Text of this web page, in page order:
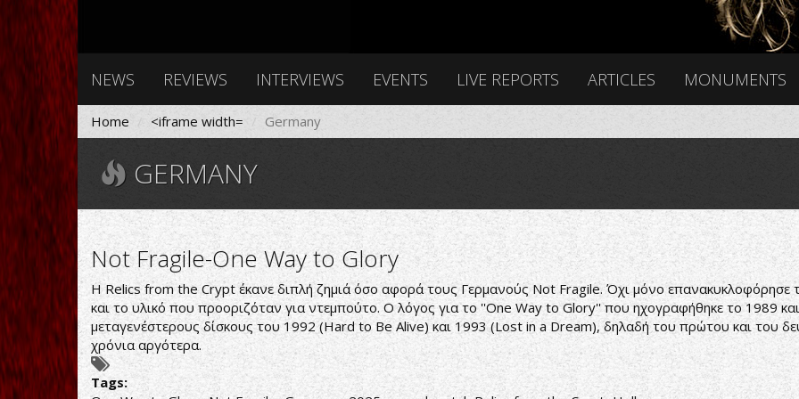
NEWS REVIEWS INTERVIEWS EVENTS LIVE REPORTS ARTICLES MONUMENTS
Home <iframe width= Germany
GERMANY
Not Fragile-One Way to Glory
Η Relics from the Crypt έκανε διπλή ζημιά όσο αφορά τους Γερμανούς Not Fragile. Όχι μόνο
και το υλικό που προοριζόταν για ντεμπούτο. Ο λόγος για το ''One Way to Glory'' που ηχογραφήθηκε το 1989
μεταγενέστερους δίσκους του 1992 (Hard to Be Alive) και 1993 (Lost in a Dream), δηλαδή του πρώτου και του
χρόνια αργότερα.
Tags: